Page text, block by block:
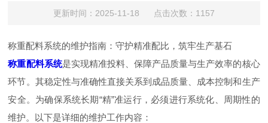
更新时间：2025-11-18 点击次数：1157
称重配料系统的维护指南：守护精准配比，筑牢生产基石
称重配料系统是实现精准投料、保障产品质量与生产效率的核心
环节。其稳定性与准确性直接关系到成品质量、成本控制和生产
安全。为确保系统长期“精”准运行，必须进行系统化、周期性的
维护。以下是详细的维护工作内容：